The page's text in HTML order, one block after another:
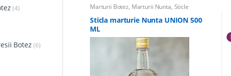
Marturii Botez, Marturii Nunta, Sticle
Sticle marturii & Accesorii
pentru Botez
Sticla marturie Nunta UNION 500
ML
(4)
Botez (6)